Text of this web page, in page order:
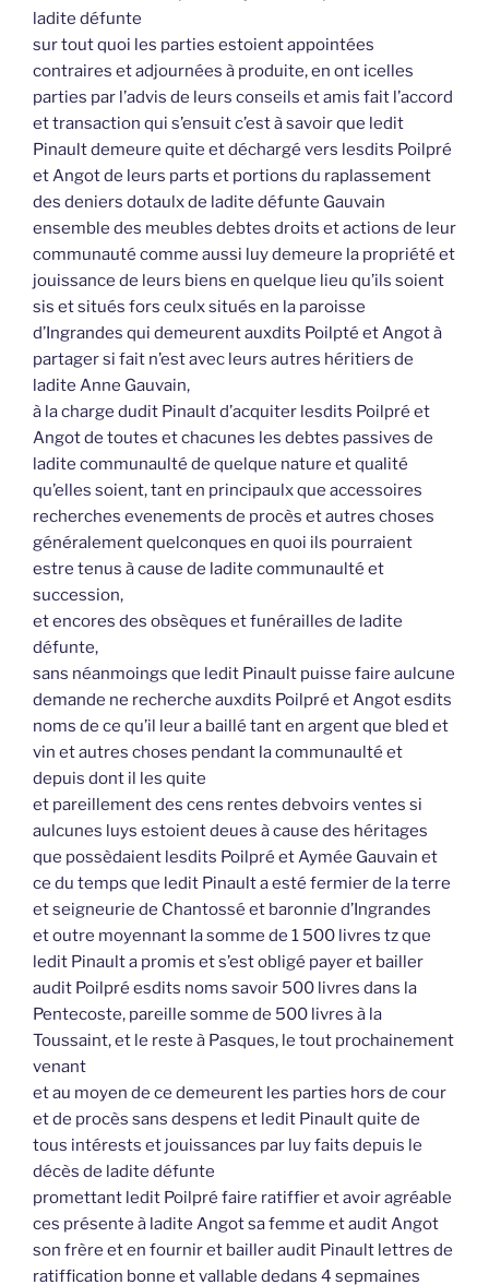
ladite défunte
sur tout quoi les parties estoient appointées
contraires et adjournées à produite, en ont icelles
parties par l’advis de leurs conseils et amis fait l’accord
et transaction qui s’ensuit c’est à savoir que ledit
Pinault demeure quite et déchargé vers lesdits Poilpré
et Angot de leurs parts et portions du raplassement
des deniers dotaulx de ladite défunte Gauvain
ensemble des meubles debtes droits et actions de leur
communauté comme aussi luy demeure la propriété et
jouissance de leurs biens en quelque lieu qu’ils soient
sis et situés fors ceulx situés en la paroisse
d’Ingrandes qui demeurent auxdits Poilpté et Angot à
partager si fait n’est avec leurs autres héritiers de
ladite Anne Gauvain,
à la charge dudit Pinault d’acquiter lesdits Poilpré et
Angot de toutes et chacunes les debtes passives de
ladite communaulté de quelque nature et qualité
qu’elles soient, tant en principaulx que accessoires
recherches evenements de procès et autres choses
généralement quelconques en quoi ils pourraient
estre tenus à cause de ladite communaulté et
succession,
et encores des obsèques et funérailles de ladite
défunte,
sans néanmoings que ledit Pinault puisse faire aulcune
demande ne recherche auxdits Poilpré et Angot esdits
noms de ce qu’il leur a baillé tant en argent que bled et
vin et autres choses pendant la communaulté et
depuis dont il les quite
et pareillement des cens rentes debvoirs ventes si
aulcunes luys estoient deues à cause des héritages
que possèdaient lesdits Poilpré et Aymée Gauvain et
ce du temps que ledit Pinault a esté fermier de la terre
et seigneurie de Chantossé et baronnie d’Ingrandes
et outre moyennant la somme de 1 500 livres tz que
ledit Pinault a promis et s’est obligé payer et bailler
audit Poilpré esdits noms savoir 500 livres dans la
Pentecoste, pareille somme de 500 livres à la
Toussaint, et le reste à Pasques, le tout prochainement
venant
et au moyen de ce demeurent les parties hors de cour
et de procès sans despens et ledit Pinault quite de
tous intérests et jouissances par luy faits depuis le
décès de ladite défunte
promettant ledit Poilpré faire ratiffier et avoir agréable
ces présente à ladite Angot sa femme et audit Angot
son frère et en fournir et bailler audit Pinault lettres de
ratiffication bonne et vallable dedans 4 sepmaines